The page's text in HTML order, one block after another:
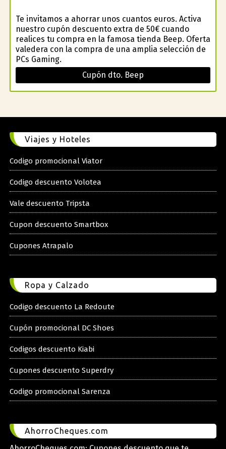
Te invitamos a ahorrar unos cuantos euros. Activa
nuestro cupón descuento extra de 50€ cuando
realices tu compra en la famosa tienda Beep. Oferta
valedera con la compra de una amplia selección de
PCs Gaming.
Cupón dto. Beep
Viajes y Hoteles
Codigo promocional Viator
Codigo descuento Volotea
Vale descuento Tripsta
Cupon descuento Smartbox
Cupones Atrapalo
Ropa y Calzado
Codigo descuento La Redoute
Cupón promocional DC Shoes
Codigos descuento Kiabi
Cupones descuento Superdry
Codigo promocional Sarenza
AhorroCheques.com